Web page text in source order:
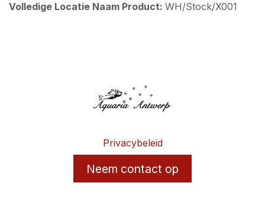
Volledige Locatie Naam Product: WH/Stock/X001
Privacybeleid
Neem contact op